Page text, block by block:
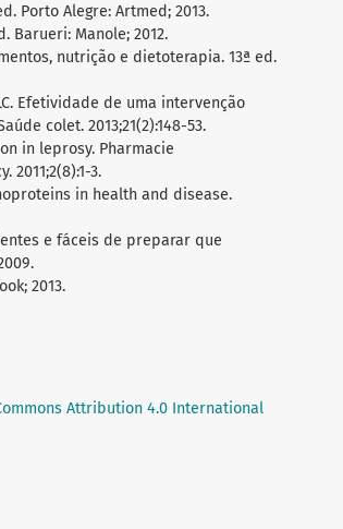
Porto Alegre: Artmed; 2013.
Barueri: Manole; 2012.
nutrição e dietoterapia. 13ª ed.
Efetividade de uma intervenção
colet. 2013;21(2):148-53.
in leprosy. Pharmacie
2011;2(8):1-3.
in health and disease.
e fáceis de preparar que
2013.
Attribution 4.0 International